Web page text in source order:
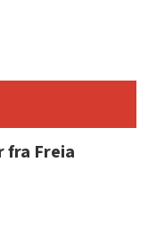
fra Freia